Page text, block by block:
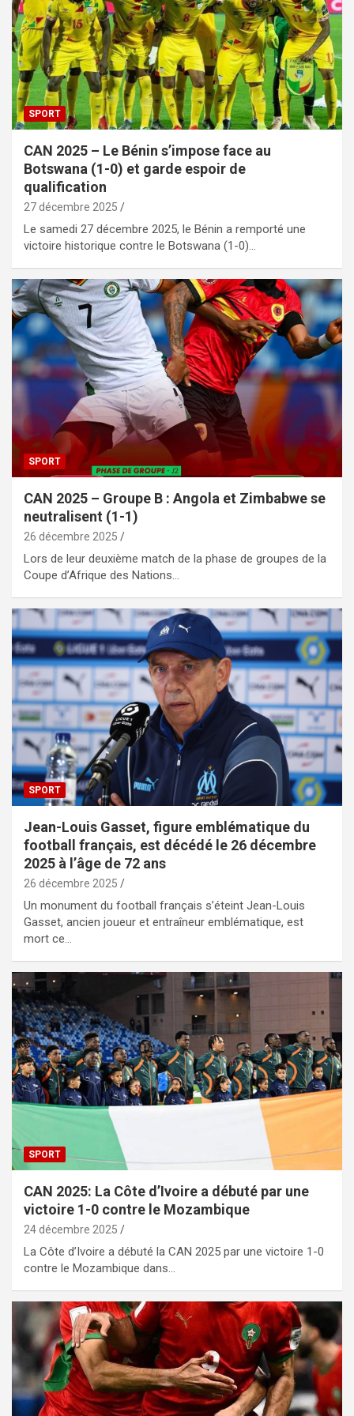
SPORT
CAN 2025 – Le Bénin s’impose face au
Botswana (1-0) et garde espoir de
qualification
27 décembre 2025
Le samedi 27 décembre 2025, le Bénin a remporté une
victoire historique contre le Botswana (1-0)…
SPORT
CAN 2025 – Groupe B : Angola et Zimbabwe se
neutralisent (1-1)
26 décembre 2025
Lors de leur deuxième match de la phase de groupes de la
Coupe d’Afrique des Nations…
SPORT
Jean-Louis Gasset, figure emblématique du
football français, est décédé le 26 décembre
2025 à l’âge de 72 ans
26 décembre 2025
Un monument du football français s’éteint Jean-Louis
Gasset, ancien joueur et entraîneur emblématique, est
mort ce…
SPORT
CAN 2025: La Côte d’Ivoire a débuté par une
victoire 1-0 contre le Mozambique
24 décembre 2025
La Côte d’Ivoire a débuté la CAN 2025 par une victoire 1-0
contre le Mozambique dans…